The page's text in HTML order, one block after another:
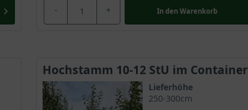
- + In den Warenkorb
Hochstamm 10-12 StU im Container
Lieferhöhe
250-300cm